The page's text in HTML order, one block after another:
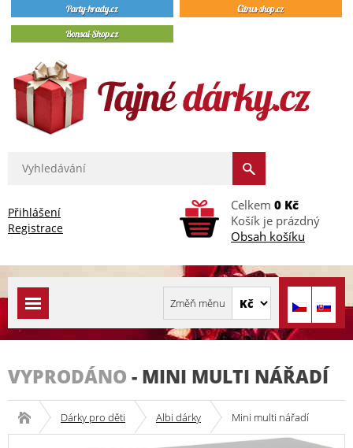
Přihlášení
Registrace
Celkem 0 Kč
Košík je prázdný
Obsah košíku
VYPRODÁNO - MINI MULTI NÁŘADÍ
Dárky pro děti Albi dárky Mini multi nářadí